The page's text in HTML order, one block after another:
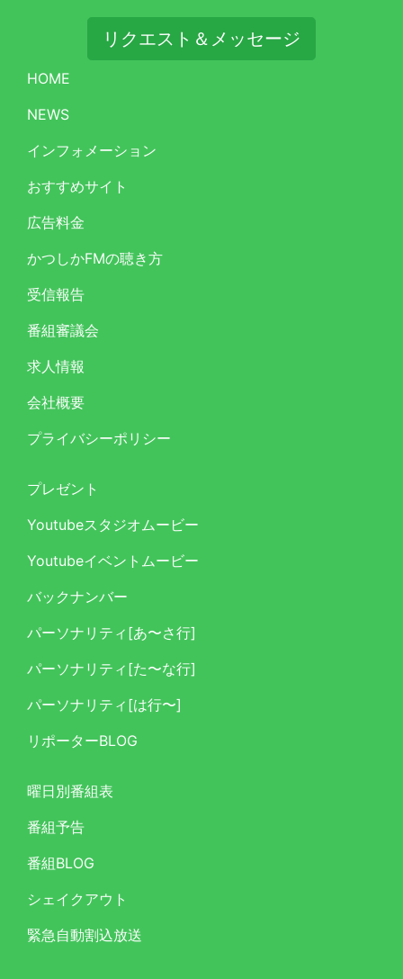
リクエスト＆メッセージ
HOME
NEWS
インフォメーション
おすすめサイト
広告料金
かつしかFMの聴き方
受信報告
番組審議会
求人情報
会社概要
プライバシーポリシー
プレゼント
Youtubeスタジオムービー
Youtubeイベントムービー
バックナンバー
パーソナリティ[あ〜さ行]
パーソナリティ[た〜な行]
パーソナリティ[は行〜]
リポーターBLOG
曜日別番組表
番組予告
番組BLOG
シェイクアウト
緊急自動割込放送